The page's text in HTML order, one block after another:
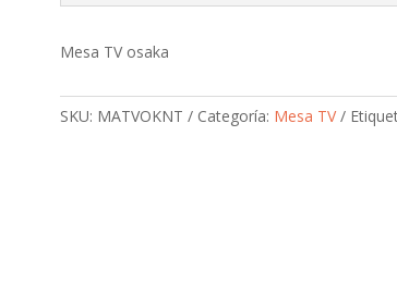
Mesa TV osaka
SKU: MATVOKNT Categoría: Mesa TV